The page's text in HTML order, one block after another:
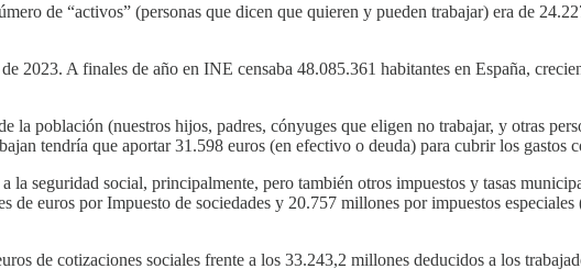
de “activos” (personas que dicen que quieren y pueden trabajar) era de
2023. A finales de año en INE censaba 48.085.361 habitantes en España,
población (nuestros hijos, padres, cónyuges que eligen no trabajar, y otras
tendría que aportar 31.598 euros (en efectivo o deuda) para cubrir los gastos
la seguridad social, principalmente, pero también otros impuestos y tasas
de euros por Impuesto de sociedades y 20.757 millones por impuestos
de cotizaciones sociales frente a los 33.243,2 millones deducidos a los